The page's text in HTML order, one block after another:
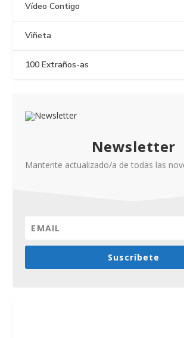
Vídeo Contigo
Viñeta
100 Extraños-as
Newsletter
Mantente actualizado/a de todas las
Suscríbete